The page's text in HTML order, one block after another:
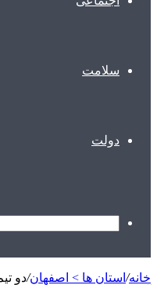
سلامت
دولت
خانه/ استان ها > اصفهان/دو